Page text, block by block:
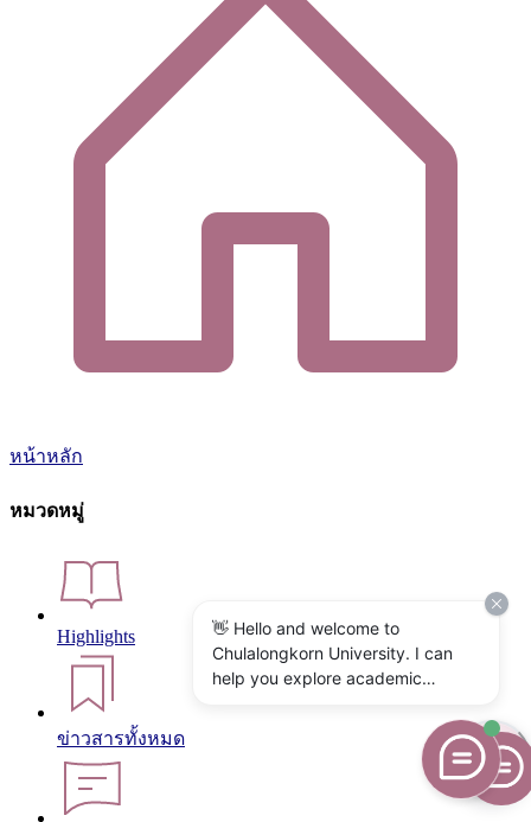
หน้าหลัก
หมวดหมู่
Highlights
ข่าวสารทั้งหมด
👋 Hello and welcome to
Chulalongkorn University. I can
help you explore academic